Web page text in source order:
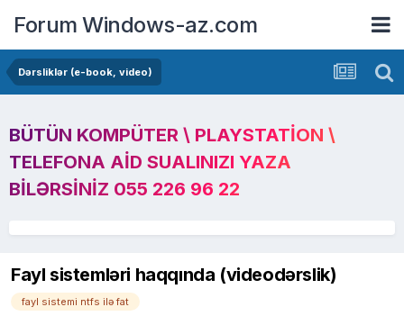
Forum Windows-az.com
Dərsliklər (e-book, video)
BÜTÜN KOMPÜTER \ PLAYSTATION \
TELEFONA AID SUALINIZI YAZA
BILƏRSINIZ 055 226 96 22
Fayl sistemləri haqqında (videodərslik)
fayl sistemi ntfs ilə fat